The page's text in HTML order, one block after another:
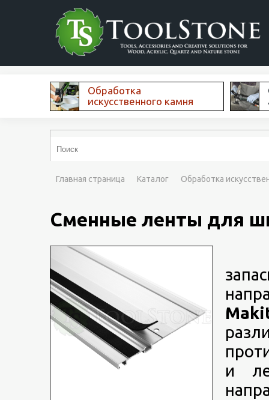
Обработка
искусственного камня
Главная страница Каталог Обработка
Сменные ленты для
и